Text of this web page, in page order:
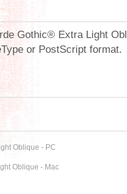
Gothic® Extra Light
or PostScript format.
Oblique - PC
Oblique - Mac